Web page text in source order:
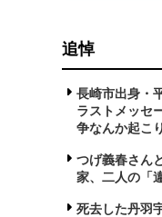
追悼
長崎市出身・
ラストメッセ
争なんか起こ
つげ義春さん
家、二人の「
死去した丹羽